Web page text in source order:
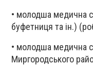
• молодша медична
буфетниця та ін.)
• молодша медична
Миргородського